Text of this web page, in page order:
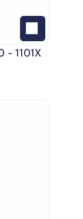
- 1101X